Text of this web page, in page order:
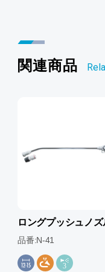
関連商品
ロングプッシュノズ
品番:N-41